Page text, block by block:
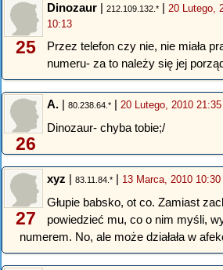
25
Dinozaur | 212.109.132.* | 20 Lutego,
10:13
Przez telefon czy nie, nie miała
numeru- za to należy się jej
26
A. | 80.238.64.* | 20 Lutego, 2010 21:35
Dinozaur- chyba tobie;/
27
xyz | 83.11.84.* | 13 Marca, 2010 10:30
Głupie babsko, ot co. Zamiast
powiedzieć mu, co o nim myśli,
numerem. No, ale może działała w